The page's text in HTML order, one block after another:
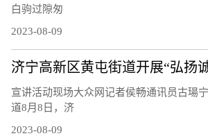
白驹过隙匆
2023-08-09
宣讲活动现场大众网记者侯畅通讯员古瑒
道8月8日，济
2023-08-09